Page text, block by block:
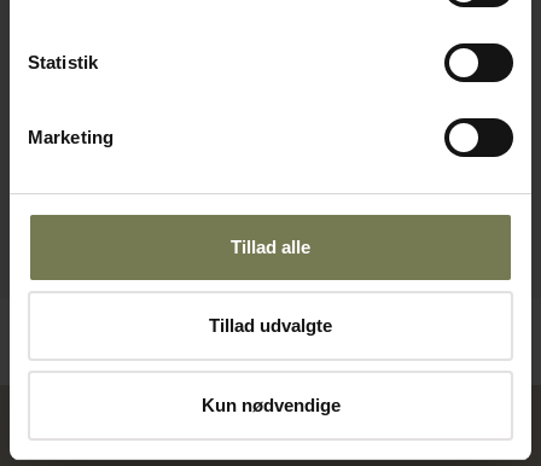
Statistik
Marketing
Tillad alle
Tillad udvalgte
Kun nødvendige